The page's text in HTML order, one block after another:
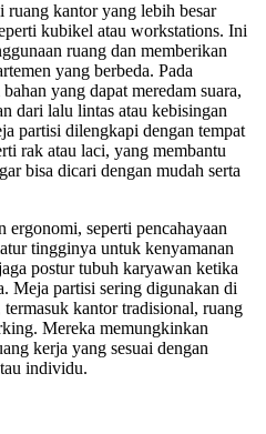
kantor yang lebih besar
kubikel atau workstations. Ini
ruang dan memberikan
yang berbeda. Pada
yang dapat meredam suara,
dari lalu lintas atau kebisingan
partisi dilengkapi dengan tempat
rak atau laci, yang membantu
bisa dicari dengan mudah serta
ergonomi, seperti pencahayaan
tingginya untuk kenyamanan
postur tubuh karyawan ketika
Meja partisi sering digunakan di
kantor tradisional, ruang
Mereka memungkinkan
kerja yang sesuai dengan
individu.